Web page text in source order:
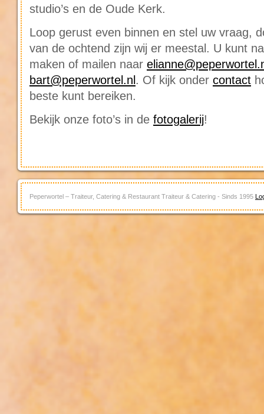
studio’s en de Oude Kerk.
Loop gerust even binnen en stel uw vraag,
van de ochtend zijn wij er meestal. U kunt
maken of mailen naar
bart@peperwortel.nl . Of kijk onder contact
beste kunt bereiken.
Bekijk onze foto’s in de fotogalerij!
Peperwortel – Traiteur, Catering & Restaurant Traiteur & Catering - Sinds 1995